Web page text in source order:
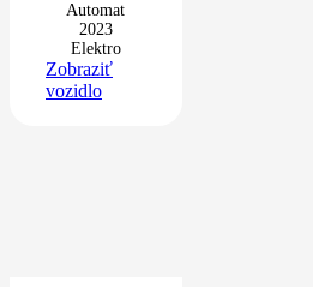
Automat
2023
Elektro
Zobraziť
vozidlo